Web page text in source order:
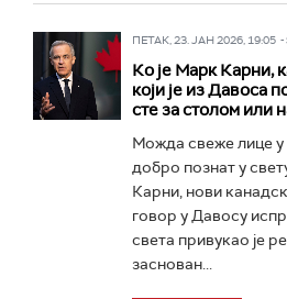
ПЕТАК, 23. ЈАН 2026, 19:05 -
Ко је Марк Карни,
који је из Давоса
сте за столом или
Можда свеже лице у
добро познат у
Карни, нови
говор у Давосу
света привукао је
заснован...